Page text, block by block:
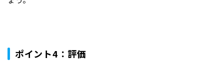
ポイント4：評価